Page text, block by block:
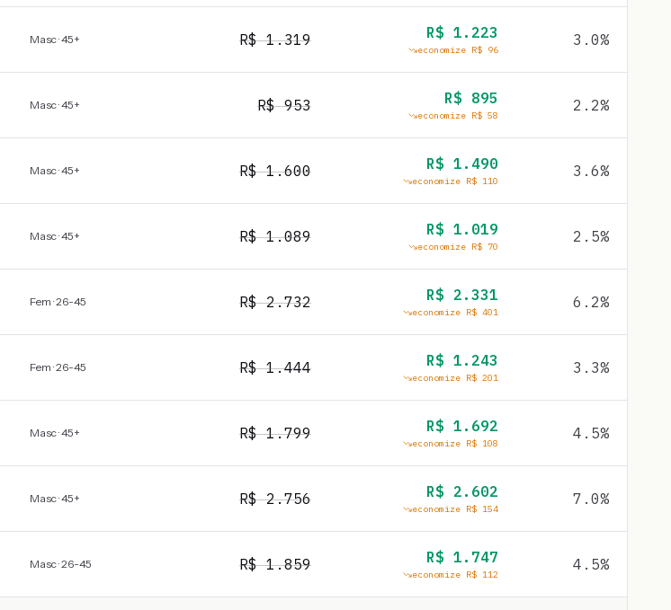
Masc · 45+ R$1.319 R$ 1.223
economize R$ 96
3.0%
Masc · 45+ R$953 R$ 895
economize R$ 58
2.2%
Masc · 45+ R$1.600 R$ 1.490
economize R$ 110
3.6%
Masc · 45+ R$1.089 R$ 1.019
economize R$ 70
2.5%
Fem · 26-45 R$2.732 R$ 2.331
economize R$ 401
6.2%
Fem · 26-45 R$1.444 R$ 1.243
economize R$ 201
3.3%
Masc · 45+ R$1.799 R$ 1.692
economize R$ 108
4.5%
Masc · 45+ R$2.756 R$ 2.602
economize R$ 154
7.0%
Masc · 26-45 R$1.859 R$ 1.747
economize R$ 112
4.5%